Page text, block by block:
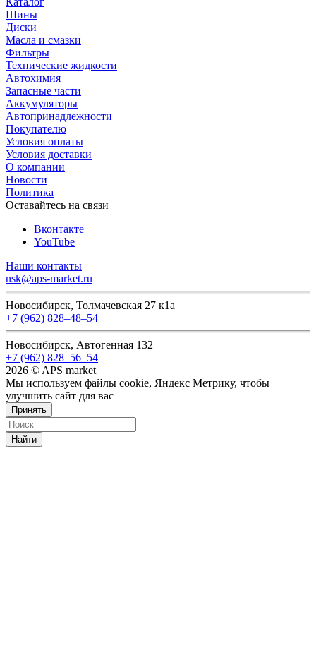
Шины
Диски
Масла и смазки
Фильтры
Технические жидкости
Автохимия
Запасные части
Аккумуляторы
Автопринадлежности
Покупателю
Условия оплаты
Условия доставки
О компании
Новости
Политика
Оставайтесь на связи
Вконтакте
YouTube
Наши контакты
nsk@aps-market.ru
Новосибирск, Толмачевская 27 к1а
+7 (962) 828‒48‒54
Новосибирск, Автогенная 132
+7 (962) 828‒56‒54
2026 © APS market
Мы используем файлы cookie, Яндекс Метрику, чтобы
улучшить сайт для вас
Принять
Найти